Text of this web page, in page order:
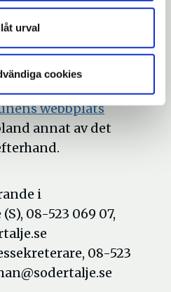
urval
cookies
mellan
ABF Södertälje-
webbplatsÖppna
i
annat av det
i
08-523 069 07,
08-523